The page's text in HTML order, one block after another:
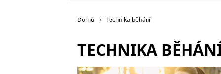
Domů Technika běhání
TECHNIKA